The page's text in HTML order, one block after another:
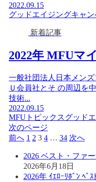
2022.09.15
グッドエイジングキャ
新着記事
2022年 MFUマ
一般社団法人日本メン
Ｕ会員社とそ の周辺を
技術...
2022.09.15
MFUトピックスグッド
次のページ
前へ 1 2 3 4 … 34 次へ
2026 ベスト・ファ
2026年6月18日
2026年 ｲｴﾛｰﾘﾎﾞﾝ ﾍﾞ